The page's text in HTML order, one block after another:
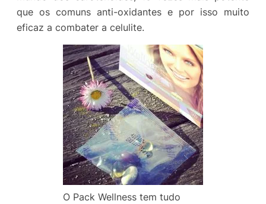
que os comuns anti-oxidantes e por isso muito
eficaz a combater a celulite.
O Pack Wellness tem tudo